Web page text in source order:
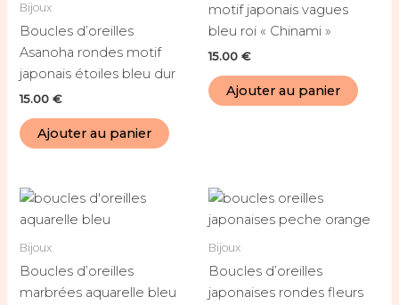
Bijoux
Boucles d’oreilles
Asanoha rondes motif
japonais étoiles bleu dur
15.00€
Ajouter au panier
motif japonais vagues
bleu roi « Chinami »
15.00 €
Ajouter au panier
Bijoux
Boucles d’oreilles
marbrées aquarelle bleu
Bijoux
Boucles d’oreilles
japonaises rondes fleurs